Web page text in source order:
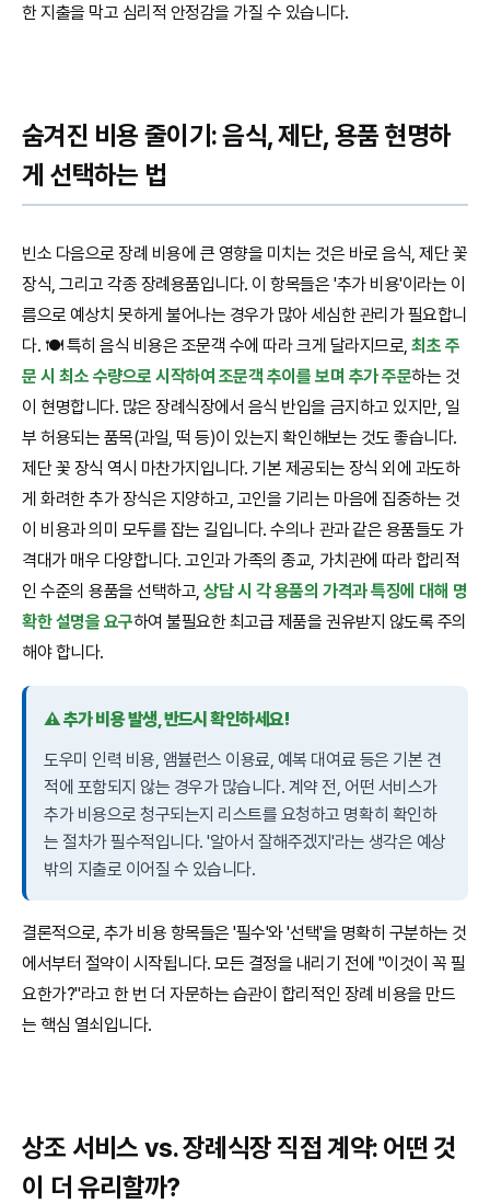
한 지출을 막고 심리적 안정감을 가질 수 있습니다.
숨겨진 비용 줄이기: 음식, 제단, 용품 현명하
게 선택하는 법
빈소 다음으로 장례 비용에 큰 영향을 미치는 것은 바로 음식, 제단 꽃
장식, 그리고 각종 장례용품입니다. 이 항목들은 '추가 비용'이라는 이
름으로 예상치 못하게 불어나는 경우가 많아 세심한 관리가 필요합니
다. 🍽️ 특히 음식 비용은 조문객 수에 따라 크게 달라지므로,최초 주
문 시 최소 수량으로 시작하여 조문객 추이를 보며 추가 주문하는 것
이 현명합니다. 많은 장례식장에서 음식 반입을 금지하고 있지만, 일
부 허용되는 품목(과일, 떡 등)이 있는지 확인해보는 것도 좋습니다.
제단 꽃 장식 역시 마찬가지입니다. 기본 제공되는 장식 외에 과도하
게 화려한 추가 장식은 지양하고, 고인을 기리는 마음에 집중하는 것
이 비용과 의미 모두를 잡는 길입니다. 수의나 관과 같은 용품들도 가
격대가 매우 다양합니다. 고인과 가족의 종교, 가치관에 따라 합리적
인 수준의 용품을 선택하고,상담 시 각 용품의 가격과 특징에 대해 명
확한 설명을 요구하여 불필요한 최고급 제품을 권유받지 않도록 주의
해야 합니다.
⚠️ 추가 비용 발생, 반드시 확인하세요!
도우미 인력 비용, 앰뷸런스 이용료, 예복 대여료 등은 기본 견
적에 포함되지 않는 경우가 많습니다. 계약 전, 어떤 서비스가
추가 비용으로 청구되는지 리스트를 요청하고 명확히 확인하
는 절차가 필수적입니다. '알아서 잘해주겠지'라는 생각은 예상
밖의 지출로 이어질 수 있습니다.
결론적으로, 추가 비용 항목들은 '필수'와 '선택'을 명확히 구분하는 것
에서부터 절약이 시작됩니다. 모든 결정을 내리기 전에 "이것이 꼭 필
요한가?"라고 한 번 더 자문하는 습관이 합리적인 장례 비용을 만드
는 핵심 열쇠입니다.
상조 서비스 vs. 장례식장 직접 계약: 어떤 것
이 더 유리할까?